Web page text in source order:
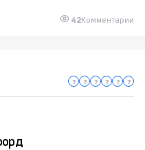
42Комментарии